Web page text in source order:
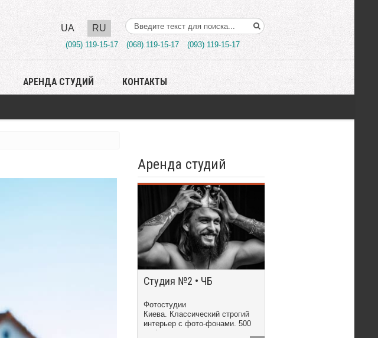
UA RU Поиск..
(095) 119-15-17 (068) 119-15-17 (093) 119-15-17
АРЕНДА СТУДИЙ КОНТАКТЫ
Аренда студий
Студия №2 • ЧБ
Фотостудии
Киева. Классический строгий
интерьер с фото-фонами. 500
грн/час